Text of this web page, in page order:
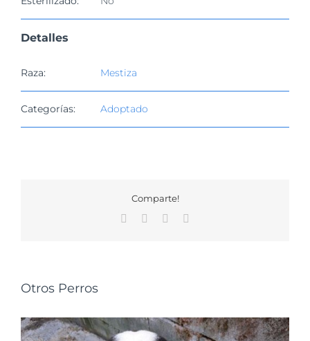
Detalles
Raza: Mestiza
Categorías: Adoptado
Comparte!
Facebook WhatsApp
Otros Perros